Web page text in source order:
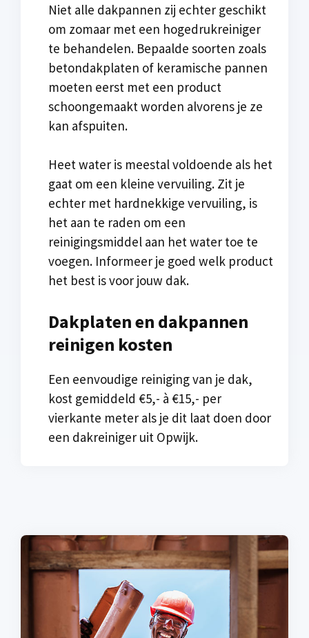
Niet alle dakpannen zij echter geschikt
om zomaar met een hogedrukreiniger
te behandelen. Bepaalde soorten zoals
betondakplaten of keramische pannen
moeten eerst met een product
schoongemaakt worden alvorens je ze
kan afspuiten.
Heet water is meestal voldoende als het
gaat om een kleine vervuiling. Zit je
echter met hardnekkige vervuiling, is
het aan te raden om een
reinigingsmiddel aan het water toe te
voegen. Informeer je goed welk product
het best is voor jouw dak.
Dakplaten en dakpannen
reinigen kosten
Een eenvoudige reiniging van je dak,
kost gemiddeld €5,- à €15,- per
vierkante meter als je dit laat doen door
een dakreiniger uit Opwijk.